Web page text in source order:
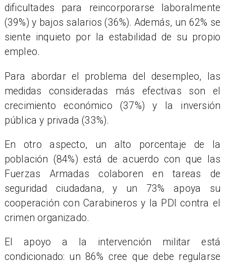
dificultades para reincorporarse laboralmente
(39%) y bajos salarios (36%). Además, un 62% se
siente inquieto por la estabilidad de su propio
empleo.
Para abordar el problema del desempleo, las
medidas consideradas más efectivas son el
crecimiento económico (37%) y la inversión
pública y privada (33%).
En otro aspecto, un alto porcentaje de la
población (84%) está de acuerdo con que las
Fuerzas Armadas colaboren en tareas de
seguridad ciudadana, y un 73% apoya su
cooperación con Carabineros y la PDI contra el
crimen organizado.
El apoyo a la intervención militar está
condicionado: un 86% cree que debe regularse